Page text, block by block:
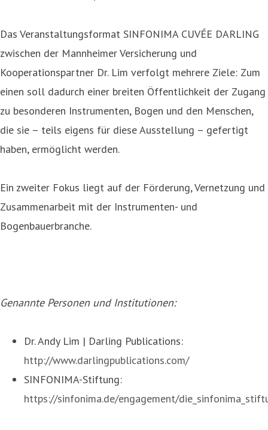
Das Veranstaltungsformat SINFONIMA CUVÉE DARLING
zwischen der Mannheimer Versicherung und
Kooperationspartner Dr. Lim verfolgt mehrere Ziele: Zum
einen soll dadurch einer breiten Öffentlichkeit der Zugang
zu besonderen Instrumenten, Bogen und den Menschen,
die sie – teils eigens für diese Ausstellung – gefertigt
haben, ermöglicht werden.
Ein zweiter Fokus liegt auf der Förderung, Vernetzung und
Zusammenarbeit mit der Instrumenten- und
Bogenbauerbranche.
Genannte Personen und Institutionen:
Dr. Andy Lim | Darling Publications:
http://www.darlingpublications.com/
SINFONIMA-Stiftung:
https://sinfonima.de/engagement/